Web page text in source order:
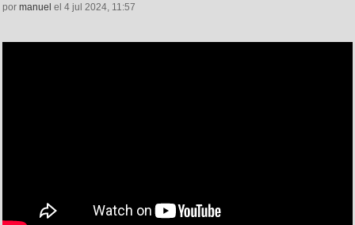
por manuel el 4 jul 2024, 11:57